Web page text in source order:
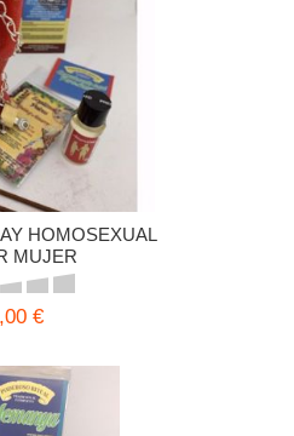
HOMOSEXUAL
MUJER
€